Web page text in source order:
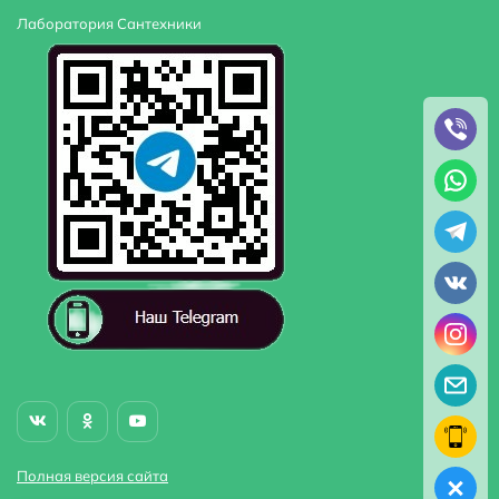
Лаборатория Сантехники
Полная версия сайта